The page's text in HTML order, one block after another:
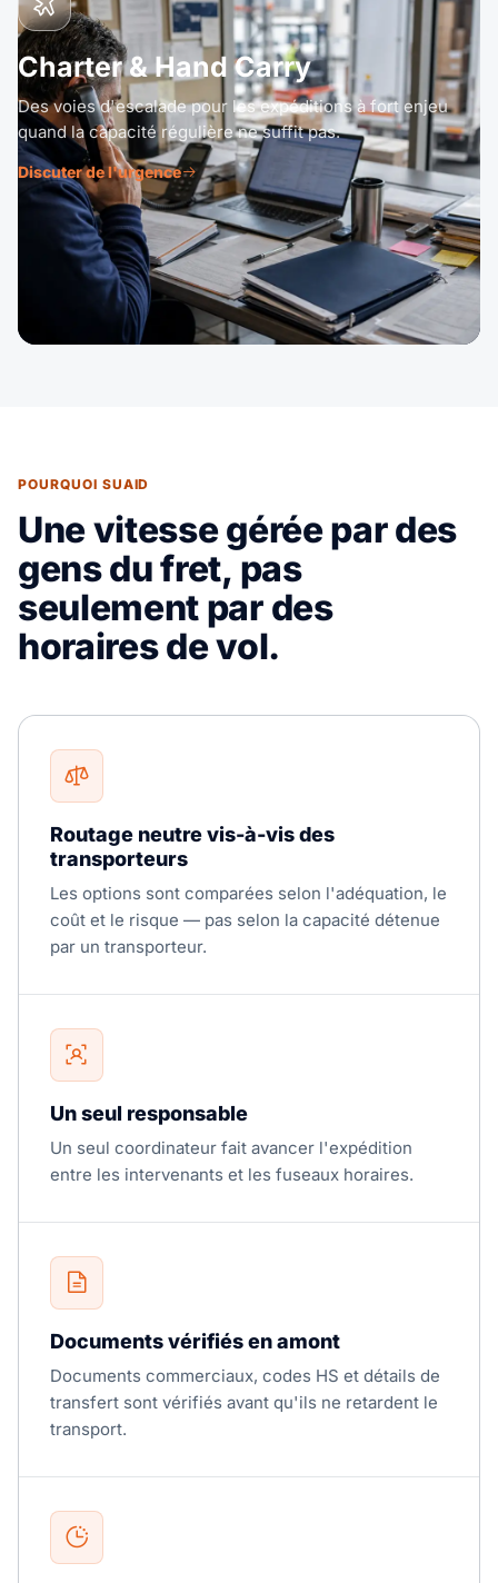
Charter & Hand Carry
Des voies d'escalade pour les expéditions à fort enjeu
quand la capacité régulière ne suffit pas.
Discuter de l'urgence
POURQUOI SUAID
Une vitesse gérée par des
gens du fret, pas
seulement par des
horaires de vol.
Routage neutre vis-à-vis des
transporteurs
Les options sont comparées selon l'adéquation, le
coût et le risque — pas selon la capacité détenue
par un transporteur.
Un seul responsable
Un seul coordinateur fait avancer l'expédition
entre les intervenants et les fuseaux horaires.
Documents vérifiés en amont
Documents commerciaux, codes HS et détails de
transfert sont vérifiés avant qu'ils ne retardent le
transport.